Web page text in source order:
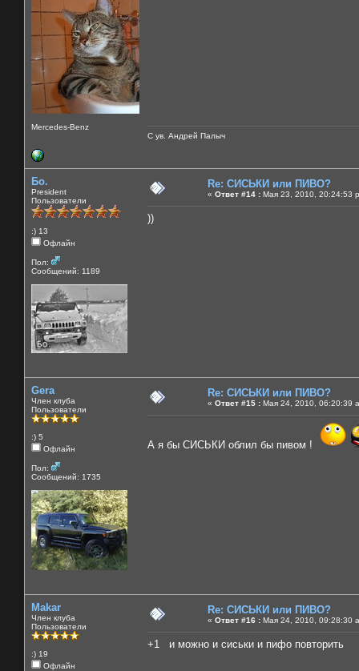
Mercedes-Benz
С ув. Андрей Палыч
Бо.
President
Пользователи
:) 13
Офлайн
Пол:
Сообщений: 1189
Re: СИСЬКИ или ПИВО?
« Ответ #14 : Мая 23, 2010, 20:24:53
))
Gera
Член клуба
Пользователи
:) 5
Офлайн
Пол:
Сообщений: 1735
Re: СИСЬКИ или ПИВО?
« Ответ #15 : Мая 24, 2010, 06:20:39
А я бы СИСЬКИ облил бы пивом !
Makar
Член клуба
Пользователи
:) 19
Офлайн
Re: СИСЬКИ или ПИВО?
« Ответ #16 : Мая 24, 2010, 09:28:30
+1 и можно и сиськи и пифо повторить